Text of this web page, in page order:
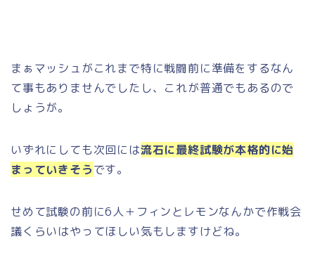
まぁマッシュがこれまで特に戦闘前に準備をするなん
て事もありませんでしたし、これが普通でもあるので
しょうが。
いずれにしても次回には流石に最終試験が本格的に始
まっていきそうです。
せめて試験の前に6人＋フィンとレモンなんかで作戦会
議くらいはやってほしい気もしますけどね。